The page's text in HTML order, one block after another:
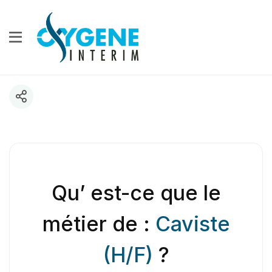
Qu’ est-ce que le
métier de : Caviste
(H/F) ?